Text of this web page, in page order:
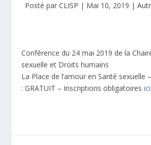
Posté par CLISP | Mai 10, 2019 |
Conférence du 24 mai 2019 de la
sexuelle et Droits humains
La Place de l’amour en Santé sexuelle
: GRATUIT – Inscriptions obligatoiresici